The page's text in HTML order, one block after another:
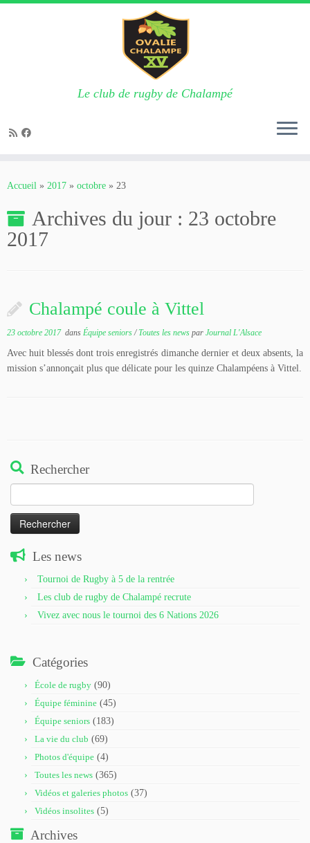
Le club de rugby de Chalampé
Accueil » 2017 » octobre » 23
Archives du jour : 23 octobre
2017
Chalampé coule à Vittel
23 octobre 2017dans Équipe seniors/Toutes les news par Journal L'Alsace
Avec huit blessés dont trois enregistrés dimanche dernier et deux absents, la
mission s’annonçait plus que délicate pour les quinze Chalampéens à Vittel.
Rechercher
Les news
Tournoi de Rugby à 5 de la rentrée
Les club de rugby de Chalampé recrute
Vivez avec nous le tournoi des 6 Nations 2026
Catégories
École de rugby (90)
Équipe féminine (45)
Équipe seniors (183)
La vie du club (69)
Photos d'équipe (4)
Toutes les news (365)
Vidéos et galeries photos (37)
Vidéos insolites (5)
Archives